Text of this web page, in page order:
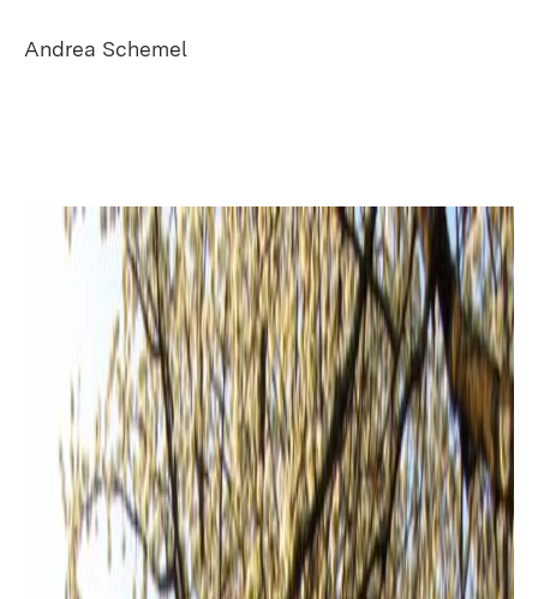
Andrea Schemel